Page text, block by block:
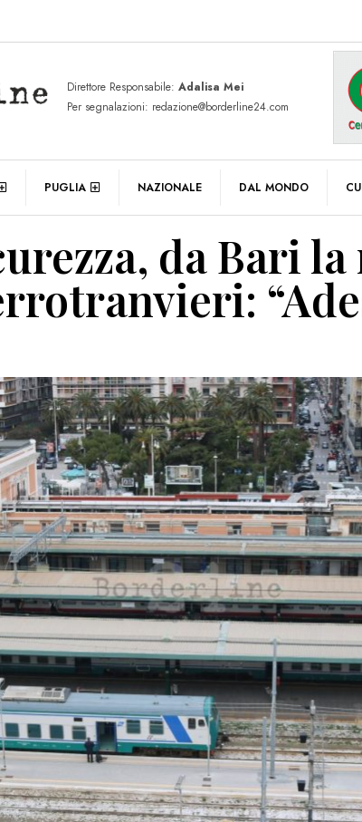
Direttore Responsabile: Adalisa Mei
Per segnalazioni: redazione@borderline24.com
PUGLIA NAZIONALE DAL MONDO
da Bari